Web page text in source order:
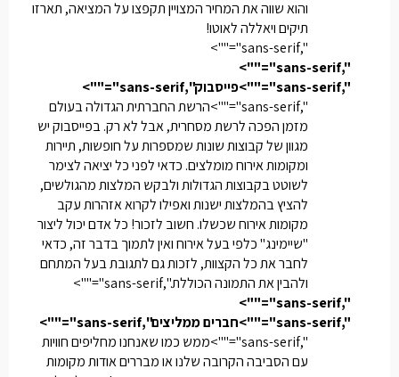
והוא שווה את המחיר המצויין תקפצו על המציאה, תארזו
תיקים ויאללה לאוטו!
",sans-serif"="">
",sans-serif"="">
",sans-serif"="">פייסבוק
",sans-serif"="">
",sans-serif"="">הרשת החברתית הגדולה בעולם
מזמן הפכה לרשת מסחרית, אבל לא רק. בפייסבוק יש
מגוון של קבוצות שונות שמספרות על חופשות, תיירות
ומקומות אירוח מומלצים. כדאי לפני כל יציאה לצימר
לשוטט בקבוצות הגדולות ולבקש המלצות מהגולשים,
להציץ בהמלצות ישנות ואפילו לקרוא אזהרות עקב
מקומות אירוח שכשלו. חשוב לזכור! כל אדם יכול ליצור
"שיימינג" כלפי בעל אירוח ואין לתמוך בדבר זה, כדאי
לחבר את כל הקצוות, לזכות גם לתגובת בעל המתחם
ולהבין את התמונה הכוללת.",sans-serif"="">
",sans-serif"="">
",sans-serif"="">חברים ממליצים
",sans-serif"="">
",sans-serif"="">ממש כמו שאנחנו מחליפים חוויות
עם הסביבה הקרובה שלנו או מבררים אודות מקומות